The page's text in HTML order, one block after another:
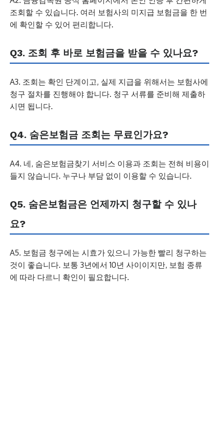
조회할 수 있습니다. 여러 보험사의 미지급 보험금을 한 번
에 확인할 수 있어 편리합니다.
Q3. 조회 후 바로 보험금을 받을 수 있나요?
A3. 조회는 확인 단계이고, 실제 지급을 위해서는 보험사에
청구 절차를 진행해야 합니다. 청구 서류를 준비해 제출하
시면 됩니다.
Q4. 숨은보험금 조회는 무료인가요?
A4. 네, 숨은보험금찾기 서비스 이용과 조회는 전혀 비용이
들지 않습니다. 누구나 부담 없이 이용할 수 있습니다.
Q5. 숨은보험금은 언제까지 청구할 수 있나
요?
A5. 보험금 청구에는 시효가 있으니 가능한 빨리 청구하는
것이 좋습니다. 보통 3년에서 10년 사이이지만, 보험 종류
에 따라 다르니 확인이 필요합니다.